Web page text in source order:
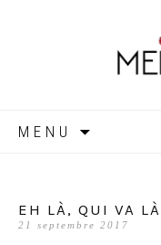
MENU
EH LÀ, QUI VA
21 septembre 2017